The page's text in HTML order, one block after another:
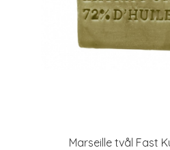
Marseille tvål Fast